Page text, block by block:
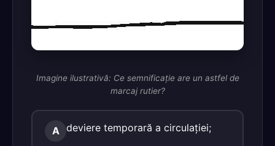
Imagine ilustrativă: Ce semnificaţie are un astfel de
marcaj rutier?
A deviere temporară a circulaţiei;